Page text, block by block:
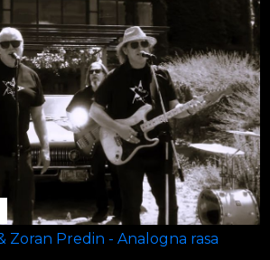
Zoran Predin - Analogna rasa